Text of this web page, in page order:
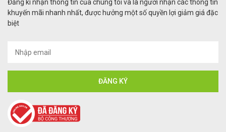
Đăng kí nhận thông tin của chúng tôi và là người nhận các thông tin
khuyến mãi nhanh nhất, được hưởng một số quyền lợi giảm giá đặc
biệt